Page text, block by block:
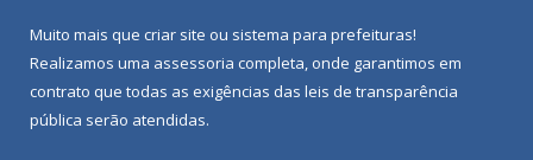
Muito mais que criar site ou sistema para prefeituras!
Realizamos uma assessoria completa, onde garantimos em
contrato que todas as exigências das leis de transparência
pública serão atendidas.